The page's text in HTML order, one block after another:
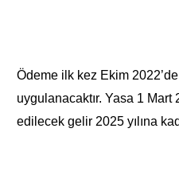
Ödeme ilk kez Ekim
uygulanacaktır. Yasa 1
edilecek gelir 2025 yılına